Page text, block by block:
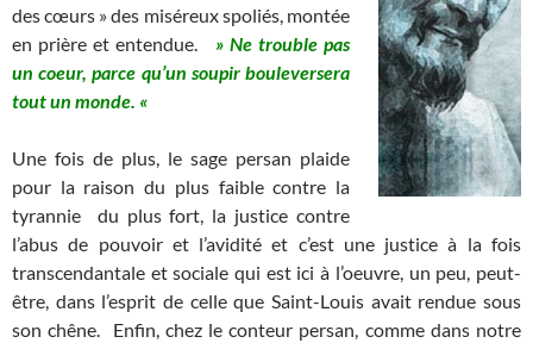
des cœurs » des miséreux spoliés, montée
en prière et entendue.
» Ne trouble pas
un coeur, parce qu’un soupir bouleversera
tout un monde. «
Une fois de plus, le sage persan plaide
pour la raison du plus faible contre la
tyrannie du plus fort, la justice contre
l’abus de pouvoir et l’avidité et c’est une justice à la fois
transcendantale et sociale qui est ici à l’oeuvre, un peu, peut-
être, dans l’esprit de celle que Saint-Louis avait rendue sous
son chêne. Enfin, chez le conteur persan, comme dans notre